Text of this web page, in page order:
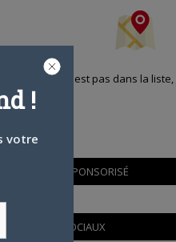
Si votre ville n'est pas dans la liste,
CONTENU SPONSORISÉ
RÉSEAUX SOCIAUX
!
votre